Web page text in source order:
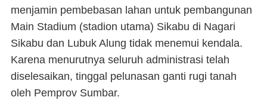
menjamin pembebasan lahan untuk pembangunan
Main Stadium (stadion utama) Sikabu di Nagari
Sikabu dan Lubuk Alung tidak menemui kendala.
Karena menurutnya seluruh administrasi telah
diselesaikan, tinggal pelunasan ganti rugi tanah
oleh Pemprov Sumbar.